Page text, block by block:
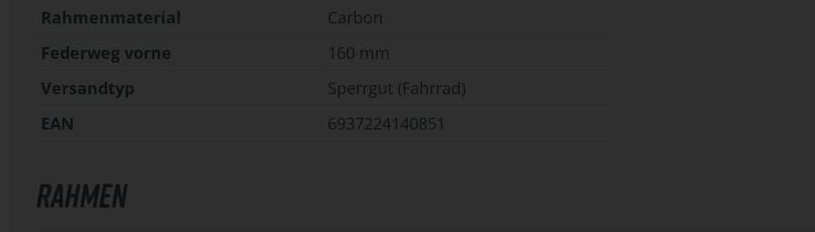
Rahmenmaterial
Carbon
Federweg vorne
160 mm
Versandtyp
Sperrgut (Fahrrad)
EAN
6937224140851
RAHMEN